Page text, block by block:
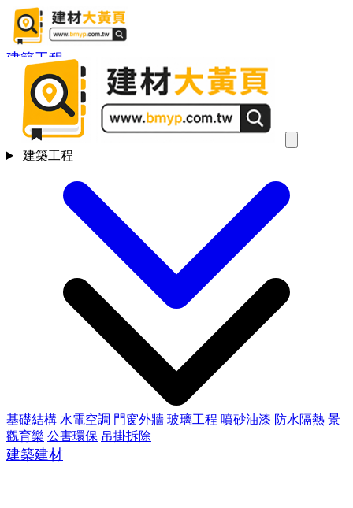
建築工程
基礎結構 水電空調 門窗外牆 玻璃工程 噴砂油漆 防水隔熱 景
觀育樂 公害環保 吊掛拆除
建築建材
建築工程